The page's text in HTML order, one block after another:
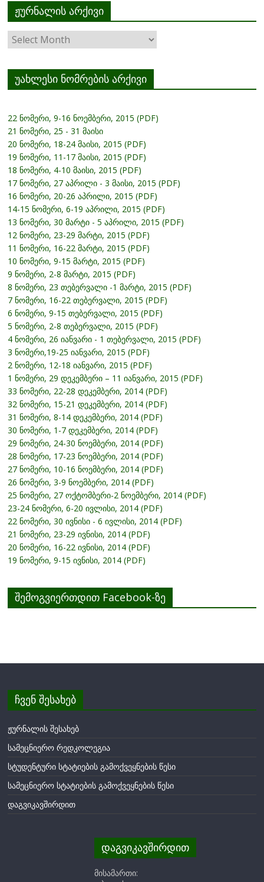
ჟურნალის არქივი
ჟურნალის
არქივი
უახლესი ნომრების არქივი
22 ნომერი, 9-16 ნოემბერი, 2015 (PDF)
21 ნომერი, 25 - 31 მაისი
20 ნომერი, 18-24 მაისი, 2015 (PDF)
19 ნომერი, 11-17 მაისი, 2015 (PDF)
18 ნომერი, 4-10 მაისი, 2015 (PDF)
17 ნომერი, 27 აპრილი - 3 მაისი, 2015 (PDF)
16 ნომერი, 20-26 აპრილი, 2015 (PDF)
14-15 ნომერი, 6-19 აპრილი, 2015 (PDF)
13 ნომერი, 30 მარტი - 5 აპრილი, 2015 (PDF)
12 ნომერი, 23-29 მარტი, 2015 (PDF)
11 ნომერი, 16-22 მარტი, 2015 (PDF)
10 ნომერი, 9-15 მარტი, 2015 (PDF)
9 ნომერი, 2-8 მარტი, 2015 (PDF)
8 ნომერი, 23 თებერვალი -1 მარტი, 2015 (PDF)
7 ნომერი, 16-22 თებერვალი, 2015 (PDF)
6 ნომერი, 9-15 თებერვალი, 2015 (PDF)
5 ნომერი, 2-8 თებერვალი, 2015 (PDF)
4 ნომერი, 26 იანვარი - 1 თებერვალი, 2015 (PDF)
3 ნომერი,19-25 იანვარი, 2015 (PDF)
2 ნომერი, 12-18 იანვარი, 2015 (PDF)
1 ნომერი, 29 დეკემბერი – 11 იანვარი, 2015 (PDF)
33 ნომერი, 22-28 დეკემბერი, 2014 (PDF)
32 ნომერი, 15-21 დეკემბერი, 2014 (PDF)
31 ნომერი, 8-14 დეკემბერი, 2014 (PDF)
30 ნომერი, 1-7 დეკემბერი, 2014 (PDF)
29 ნომერი, 24-30 ნოემბერი, 2014 (PDF)
28 ნომერი, 17-23 ნოემბერი, 2014 (PDF)
27 ნომერი, 10-16 ნოემბერი, 2014 (PDF)
26 ნომერი, 3-9 ნოემბერი, 2014 (PDF)
25 ნომერი, 27 ოქტომბერი-2 ნოემბერი, 2014 (PDF)
23-24 ნომერი, 6-20 ივლისი, 2014 (PDF)
22 ნომერი, 30 ივნისი - 6 ივლისი, 2014 (PDF)
21 ნომერი, 23-29 ივნისი, 2014 (PDF)
20 ნომერი, 16-22 ივნისი, 2014 (PDF)
19 ნომერი, 9-15 ივნისი, 2014 (PDF)
შემოგვიერთდით Facebook-ზე
ჩვენ შესახებ
ჟურნალის შესახებ
სამეცნიერო რედკოლეგია
სტუდენტური სტატიების გამოქვეყნების წესი
სამეცნიერო სტატიების გამოქვეყნების წესი
დაგვიკავშირდით
დაგვიკავშირდით
მისამართი: